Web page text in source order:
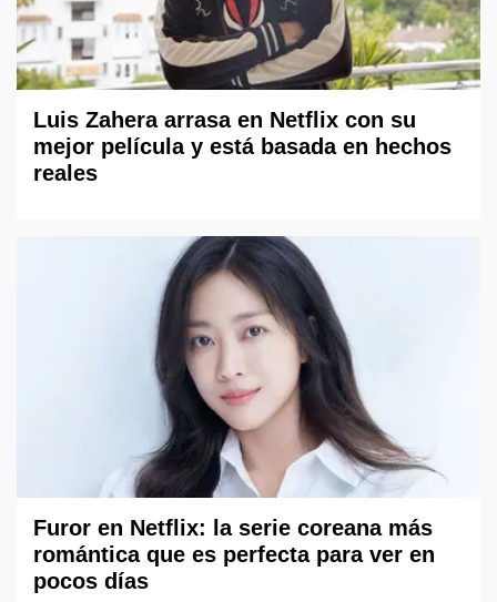
Luis Zahera arrasa en Netflix con su
mejor película y está basada en hechos
reales
Furor en Netflix: la serie coreana más
romántica que es perfecta para ver en
pocos días